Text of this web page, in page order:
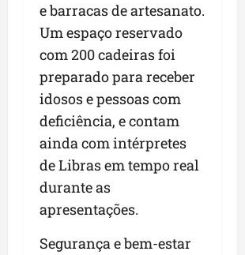
e barracas de artesanato.
Um espaço reservado
com 200 cadeiras foi
preparado para receber
idosos e pessoas com
deficiência, e contam
ainda com intérpretes
de Libras em tempo real
durante as
apresentações.
Segurança e bem-estar